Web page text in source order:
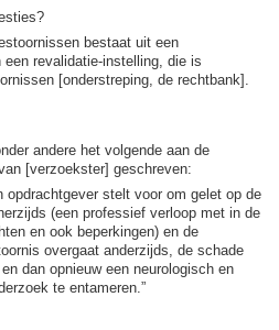
bestaat uit een
revalidatie-instelling, die is
[onderstreping, de rechtbank].
andere het volgende aan de
[verzoekster] geschreven:
opdrachtgever stelt voor om gelet op de
(een professief verloop met in de
en ook beperkingen) en de
overgaat anderzijds, de schade
dan opnieuw een neurologisch en
te entameren.”